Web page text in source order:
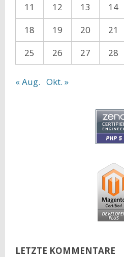
11
12 13 14
18
19 20 21
25
26 27 28
« Aug. Okt. »
LETZTE KOMMENTARE